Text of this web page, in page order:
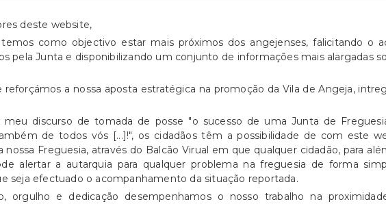
deste website,
como objectivo estar mais próximos dos angejenses, falicitando o
pela Junta e disponibilizando um conjunto de informações mais alargadas
a nossa aposta estratégica na promoção da Vila de Angeja,
meu discurso de tomada de posse "o sucesso de uma Junta de
de todos vós [...]!", os cidadãos têm a possibilidade de com este
nossa Freguesia, através do Balcão Virual em que qualquer cidadão, para
alertar a autarquia para qualquer problema na freguesia de forma
seja efectuado o acompanhamento da situação reportada.
orgulho e dedicação desempenhamos o nosso trabalho na